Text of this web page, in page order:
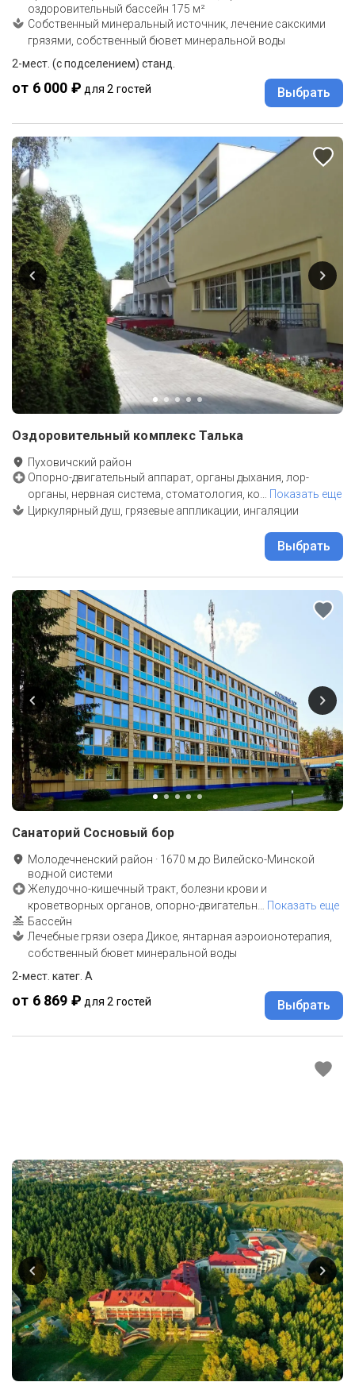
оздоровительный бассейн 175 м²
Собственный минеральный источник, лечение сакскими
грязями, собственный бювет минеральной воды
2-мест. (с подселением) станд.
от 6 000 ₽ для 2 гостей Выбрать
Оздоровительный комплекс Талька
Пуховичский район
Опорно-двигательный аппарат, органы дыхания, лор-
органы, нервная система, стоматология, ко
Показать еще
Циркулярный душ, грязевые аппликации, ингаляции
Выбрать
Санаторий Сосновый бор
Молодечненский район · 1670 м до Вилейско-Минской
водной системи
Желудочно-кишечный тракт, болезни крови и
кроветворных органов, опорно-двигательн… Показать еще
Бассейн
Лечебные грязи озера Дикое, янтарная аэроионотерапия,
собственный бювет минеральной воды
2-мест. катег. А
от 6 869 ₽ для 2 гостей Выбрать